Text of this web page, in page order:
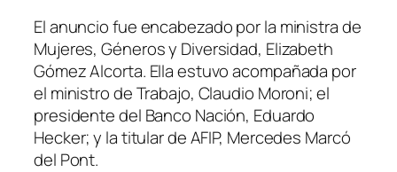
El anuncio fue encabezado por la ministra de
Mujeres, Géneros y Diversidad, Elizabeth
Gómez Alcorta. Ella estuvo acompañada por
el ministro de Trabajo, Claudio Moroni; el
presidente del Banco Nación, Eduardo
Hecker; y la titular de AFIP, Mercedes Marcó
del Pont.